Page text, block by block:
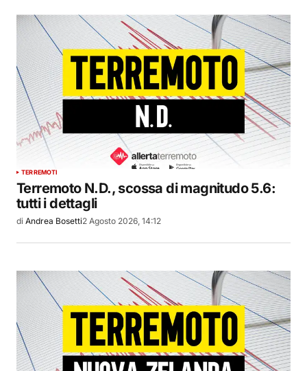
TERREMOTI
Terremoto N.D., scossa di magnitudo 5.6:
tutti i dettagli
di Andrea Bosetti2 Agosto 2026, 14:12